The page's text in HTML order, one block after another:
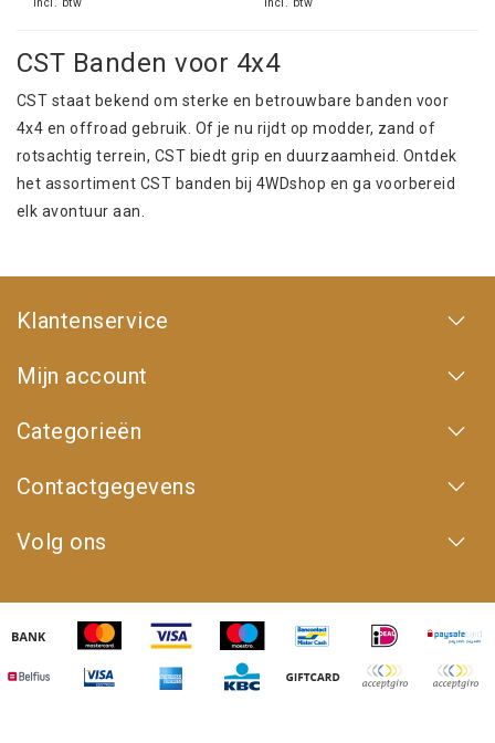
Incl. btw Incl. btw
CST Banden voor 4x4
CST staat bekend om sterke en betrouwbare banden voor
4x4 en offroad gebruik. Of je nu rijdt op modder, zand of
rotsachtig terrein, CST biedt grip en duurzaamheid. Ontdek
het assortiment CST banden bij 4WDshop en ga voorbereid
elk avontuur aan.
Klantenservice
Mijn account
Categorieën
Contactgegevens
Volg ons